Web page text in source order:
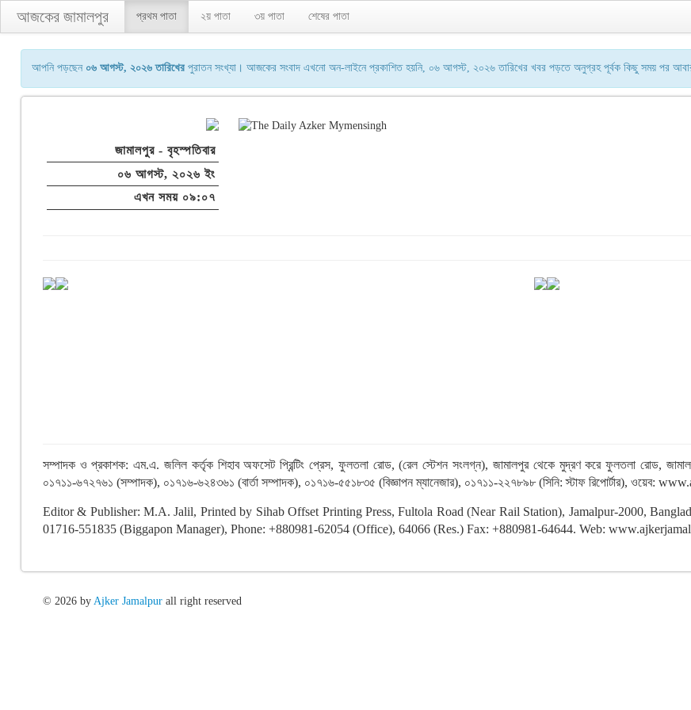
আজকের জামালপুর প্রথম পাতা ২য় পাতা ৩য় পাতা শেষের পাতা
আপনি পড়ছেন ০৬ আগস্ট, ২০২৬ তারিখের পুরাতন সংখ্যা। আজকের সংবাদ এখনো অন-লাইনে প্রকাশিত হয়নি, ০৬ আগস্ট, ২০২৬ তারিখের খবর পড়তে অনুগ্রহ পূর্বক কিছু সময় পর
জামালপুর - বৃহস্পতিবার
০৬ আগস্ট, ২০২৬ ইং
এখন সময় ০৯:০৭
সম্পাদক ও প্রকাশক: এম.এ. জলিল কর্তৃক শিহাব অফসেট প্রিন্টিং প্রেস, ফুলতলা রোড, (রেল স্টেশন সংলগ্ন), জামালপুর থেকে মুদ্রণ করে ফুলতলা রোড,
০১৭১১-৬৭২৭৬১ (সম্পাদক), ০১৭১৬-৬২৪৩৬১ (বার্তা সম্পাদক), ০১৭১৬-৫৫১৮৩৫ (বিজ্ঞাপন ম্যানেজার), ০১৭১১-২২৭৮৯৮ (সিনি: স্টাফ রিপোর্টার),
Editor & Publisher: M.A. Jalil, Printed by Sihab Offset Printing Press, Fultola Road (Near Rail Station), Jamalpur-2000,
01716-551835 (Biggapon Manager), Phone: +880981-62054 (Office), 64066 (Res.) Fax: +880981-64644. Web:
© 2026 by Ajker Jamalpurall right reserved